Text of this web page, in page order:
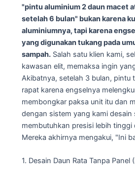
"pintu aluminium 2 daun macet
setelah 6 bulan" bukan karena
aluminiumnya, tapi karena
yang digunakan tukang pada
sampah. Salah satu klien kami,
kawasan elit, memaksa ingin
Akibatnya, setelah 3 bulan, pintu
rapat karena engselnya
membongkar paksa unit itu dan
dengan sistem yang kami desain
membutuhkan presisi lebih tinggi
Mereka akhirnya mengakui, "Ini
1. Desain Daun Rata Tanpa Panel